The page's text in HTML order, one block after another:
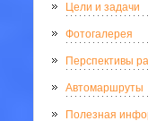
Цели и задачи
Фотогалерея
Перспективы
Автомаршруты
Полезная